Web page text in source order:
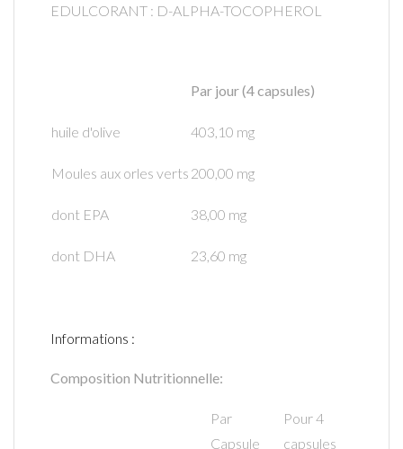
EDULCORANT : D-ALPHA-TOCOPHEROL
Par jour (4 capsules)
huile d'olive 403,10 mg
Moules aux orles verts 200,00 mg
dont EPA 38,00 mg
dont DHA 23,60 mg
Informations :
Composition Nutritionnelle:
Par
Capsule
Pour 4
capsules